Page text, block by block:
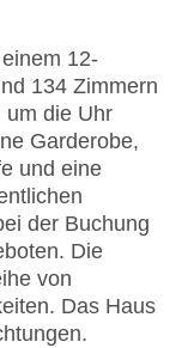
12-
134 Zimmern
um die Uhr
Garderobe,
und eine
der Buchung
Die
von
Das Haus